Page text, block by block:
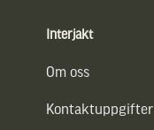
Interjakt
Om oss
Kontaktuppgifter